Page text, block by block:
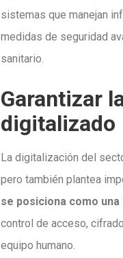
sistemas que manejan
medidas de seguridad
sanitario.
Garantizar
digitalizado
La digitalización del
pero también plantea
se posiciona como
control de acceso,
equipo humano.